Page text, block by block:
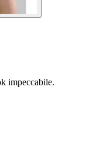
impeccabile.